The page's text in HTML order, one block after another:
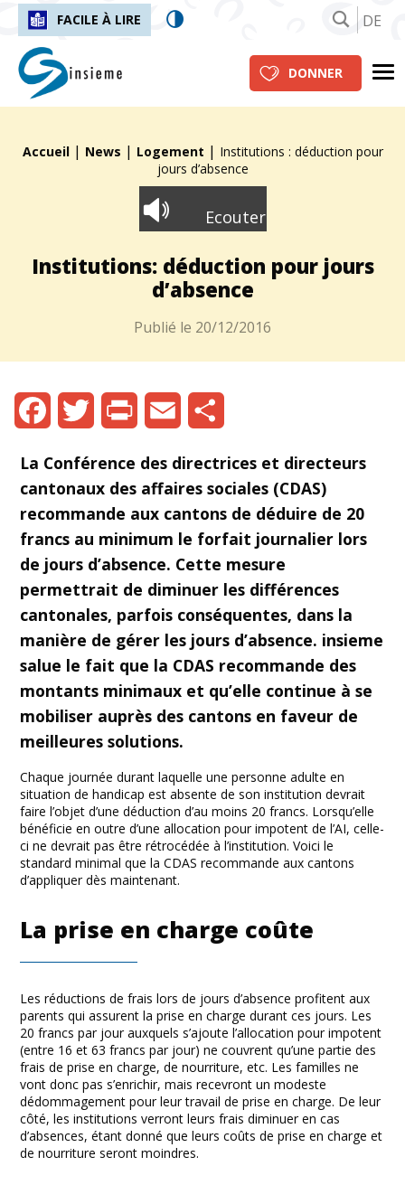
FACILE À LIRE DE
insieme.ch
DONNER
Fil d'Ariane :
Accueil | News | Logement | Institutions : déduction pour
jours d’absence
Ecouter
Institutions: déduction pour jours
d’absence
Publié le 20/12/2016
La Conférence des directrices et directeurs
cantonaux des affaires sociales (CDAS)
recommande aux cantons de déduire de 20
francs au minimum le forfait journalier lors
de jours d’absence. Cette mesure
permettrait de diminuer les différences
cantonales, parfois conséquentes, dans la
manière de gérer les jours d’absence. insieme
salue le fait que la CDAS recommande des
montants minimaux et qu’elle continue à se
mobiliser auprès des cantons en faveur de
meilleures solutions.
Chaque journée durant laquelle une personne adulte en
situation de handicap est absente de son institution devrait
faire l’objet d’une déduction d’au moins 20 francs. Lorsqu’elle
bénéficie en outre d’une allocation pour impotent de l’AI, celle-
ci ne devrait pas être rétrocédée à l’institution. Voici le
standard minimal que la CDAS recommande aux cantons
d’appliquer dès maintenant.
La prise en charge coûte
Les réductions de frais lors de jours d’absence profitent aux
parents qui assurent la prise en charge durant ces jours. Les
20 francs par jour auxquels s’ajoute l’allocation pour impotent
(entre 16 et 63 francs par jour) ne couvrent qu’une partie des
frais de prise en charge, de nourriture, etc. Les familles ne
vont donc pas s’enrichir, mais recevront un modeste
dédommagement pour leur travail de prise en charge. De leur
côté, les institutions verront leurs frais diminuer en cas
d’absences, étant donné que leurs coûts de prise en charge et
de nourriture seront moindres.